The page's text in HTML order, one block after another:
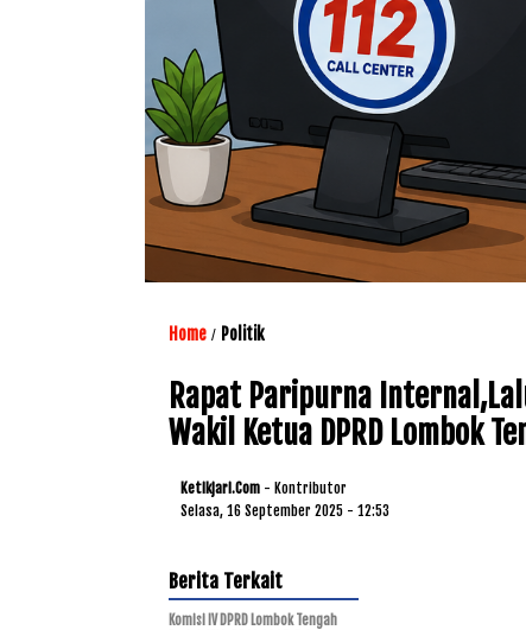
Home / Politik
Rapat Paripurna
Wakil Ketua DPRD Lombok
Ketikjari.com - Kontributor
Selasa, 16 September 2025 - 12:53
Berita Terkait
Komisi IV DPRD Lombok Tengah